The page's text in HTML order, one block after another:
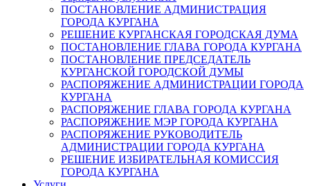
ПОСТАНОВЛЕНИЕ АДМИНИСТРАЦИЯ
ГОРОДА КУРГАНА
РЕШЕНИЕ КУРГАНСКАЯ ГОРОДСКАЯ ДУМА
ПОСТАНОВЛЕНИЕ ГЛАВА ГОРОДА КУРГАНА
ПОСТАНОВЛЕНИЕ ПРЕДСЕДАТЕЛЬ
КУРГАНСКОЙ ГОРОДСКОЙ ДУМЫ
РАСПОРЯЖЕНИЕ АДМИНИСТРАЦИИ ГОРОДА
КУРГАНА
РАСПОРЯЖЕНИЕ ГЛАВА ГОРОДА КУРГАНА
РАСПОРЯЖЕНИЕ МЭР ГОРОДА КУРГАНА
РАСПОРЯЖЕНИЕ РУКОВОДИТЕЛЬ
АДМИНИСТРАЦИИ ГОРОДА КУРГАНА
РЕШЕНИЕ ИЗБИРАТЕЛЬНАЯ КОМИССИЯ
ГОРОДА КУРГАНА